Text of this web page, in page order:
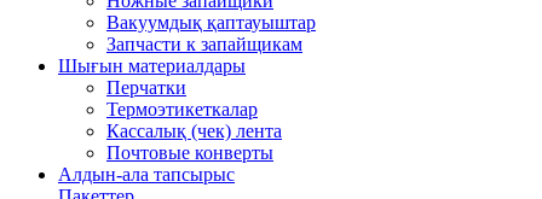
Вакуумдық қаптауыштар
Запчасти к запайщикам
Шығын материалдары
Перчатки
Термоэтикеткалар
Кассалық (чек) лента
Почтовые конверты
Алдын-ала тапсырыс